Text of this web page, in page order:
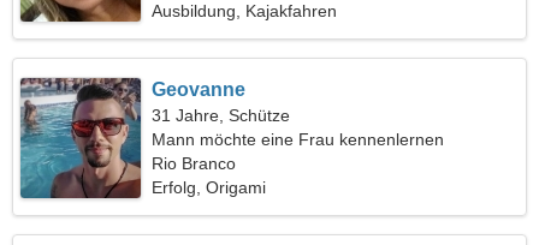
Ausbildung, Kajakfahren
Geovanne
31 Jahre, Schütze
Mann möchte eine Frau kennenlernen
Rio Branco
Erfolg, Origami